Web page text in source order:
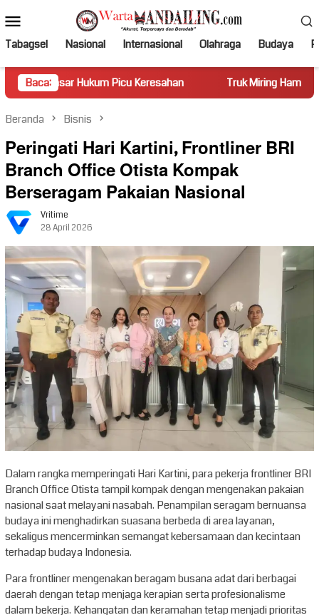
ke
kontenMobile
Tabagsel Nasional Internasional Olahraga Budaya
Baca:
Hukum Picu Keresahan Truk Miring Hambat Arus Lalu
Beranda Bisnis
Peringati Hari Kartini, Frontliner BRI
Branch Office Otista Kompak
Berseragam Pakaian Nasional
Vritime
28 April 2026
Dalam rangka memperingati Hari Kartini, para pekerja frontliner BRI
Branch Office Otista tampil kompak dengan mengenakan pakaian
nasional saat melayani nasabah. Penampilan seragam bernuansa
budaya ini menghadirkan suasana berbeda di area layanan,
sekaligus mencerminkan semangat kebersamaan dan kecintaan
terhadap budaya Indonesia.
Para frontliner mengenakan beragam busana adat dari berbagai
daerah dengan tetap menjaga kerapian serta profesionalisme
dalam bekerja. Kehangatan dan keramahan tetap menjadi prioritas